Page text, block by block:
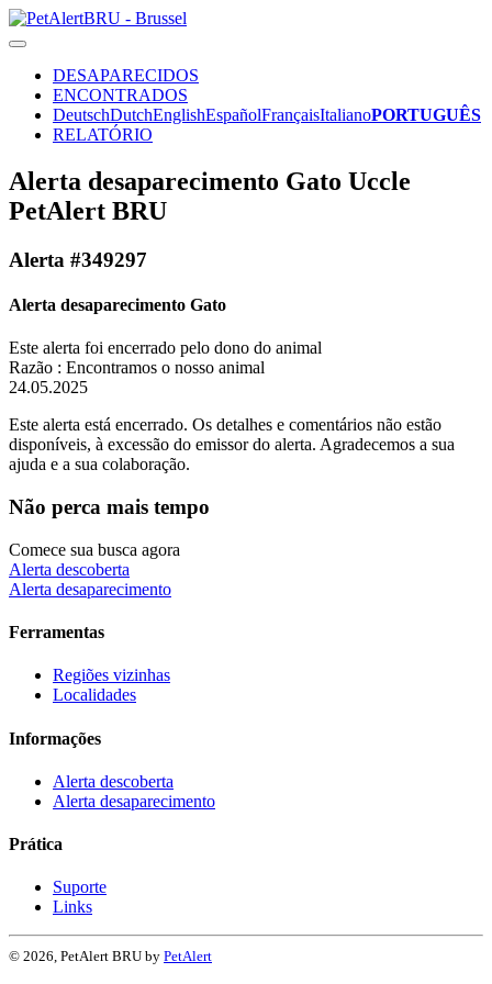
DESAPARECIDOS
ENCONTRADOS
DeutschDutchEnglishEspañolFrançaisItalianoPORTUGUÊS
RELATÓRIO
Alerta desaparecimento Gato Uccle
PetAlert BRU
Alerta #349297
Alerta desaparecimento Gato
Este alerta foi encerrado pelo dono do animal
Razão : Encontramos o nosso animal
24.05.2025
Este alerta está encerrado. Os detalhes e comentários não estão
disponíveis, à excessão do emissor do alerta. Agradecemos a sua
ajuda e a sua colaboração.
Não perca mais tempo
Comece sua busca agora
Alerta descoberta
Alerta desaparecimento
Ferramentas
Regiões vizinhas
Localidades
Informações
Alerta descoberta
Alerta desaparecimento
Prática
Suporte
Links
© 2026, PetAlert BRU by PetAlert